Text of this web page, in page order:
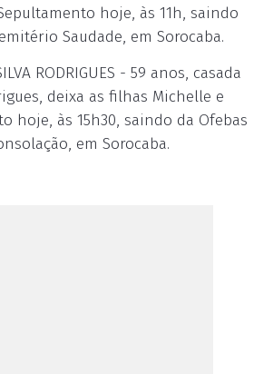
hoje, às 11h, saindo
Saudade, em Sorocaba.
RODRIGUES - 59 anos, casada
deixa as filhas Michelle e
hoje, às 15h30, saindo da Ofebas
em Sorocaba.